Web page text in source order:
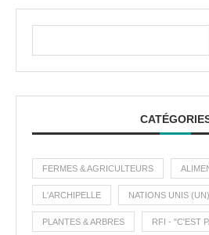
FERMES & AGRICULTEURS
L'ARCHIPELLE NATIONS UNIS (UN)
PLANTES & ARBRES RFI - "C'EST